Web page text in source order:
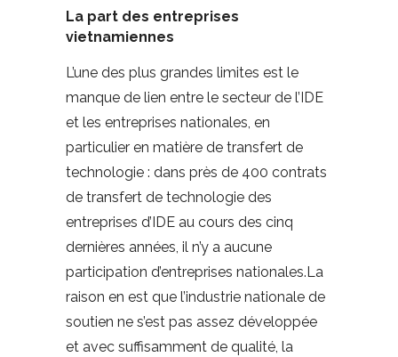
La part des entreprises
vietnamiennes
L’une des plus grandes limites est le
manque de lien entre le secteur de l’IDE
et les entreprises nationales, en
particulier en matière de transfert de
technologie : dans près de 400 contrats
de transfert de technologie des
entreprises d’IDE au cours des cinq
dernières années, il n’y a aucune
participation d’entreprises nationales.La
raison en est que l’industrie nationale de
soutien ne s’est pas assez développée
et avec suffisamment de qualité, la